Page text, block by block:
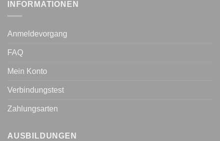
INFORMATIONEN
Anmeldevorgang
FAQ
Mein Konto
Verbindungstest
Zahlungsarten
AUSBILDUNGEN